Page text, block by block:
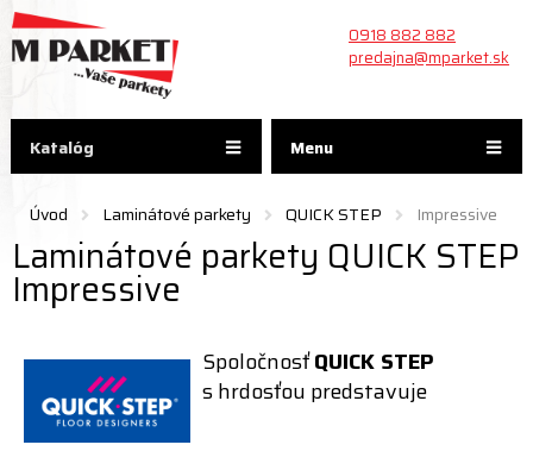
Menu
0918 882 882
predajna@mparket.sk
Úvod Laminátové parkety QUICK STEP Impressive
Laminátové parkety QUICK STEP
Impressive
SpoločnosťQUICK STEP
s hrdosťou predstavuje
Katalóg